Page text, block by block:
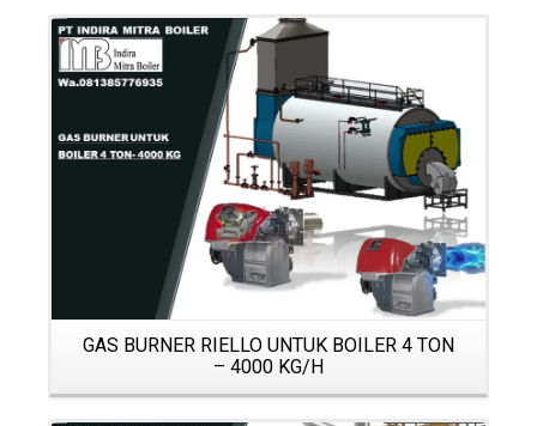
GAS BURNER RIELLO UNTUK BOILER 4 TON
– 4000 KG/H